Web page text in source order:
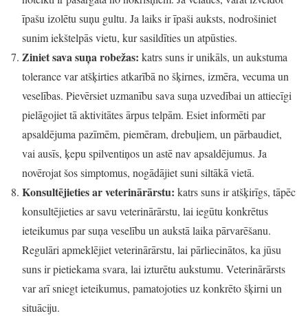
īpašu izolētu suņu gultu. Ja laiks ir īpaši auksts, nodrošiniet
sunim iekštelpās vietu, kur sasildīties un atpūsties.
Ziniet sava suņa robežas: katrs suns ir unikāls, un aukstuma
tolerance var atšķirties atkarībā no šķirnes, izmēra, vecuma un
veselības. Pievērsiet uzmanību sava suņa uzvedībai un attiecīgi
pielāgojiet tā aktivitātes ārpus telpām. Esiet informēti par
apsaldējuma pazīmēm, piemēram, drebuļiem, un pārbaudiet,
vai ausīs, ķepu spilventiņos un astē nav apsaldējumus. Ja
novērojat šos simptomus, nogādājiet suni siltākā vietā.
Konsultējieties ar veterinārārstu: katrs suns ir atšķirīgs, tāpēc
konsultējieties ar savu veterinārārstu, lai iegūtu konkrētus
ieteikumus par suņa veselību un aukstā laika pārvarēšanu.
Regulāri apmeklējiet veterinārārstu, lai pārliecinātos, ka jūsu
suns ir pietiekama svara, lai izturētu aukstumu. Veterinārārsts
var arī sniegt ieteikumus, pamatojoties uz konkrēto šķirni un
situāciju.